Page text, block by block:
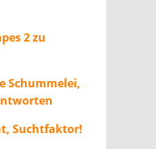
2 zu
Schummelei,
Suchtfaktor!